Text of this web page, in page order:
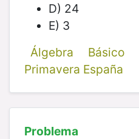
D) 24
E) 3
Álgebra
Básico
Primavera España
Problema